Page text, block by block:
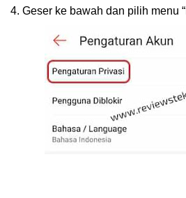
4. Geser ke bawah dan pilih menu “